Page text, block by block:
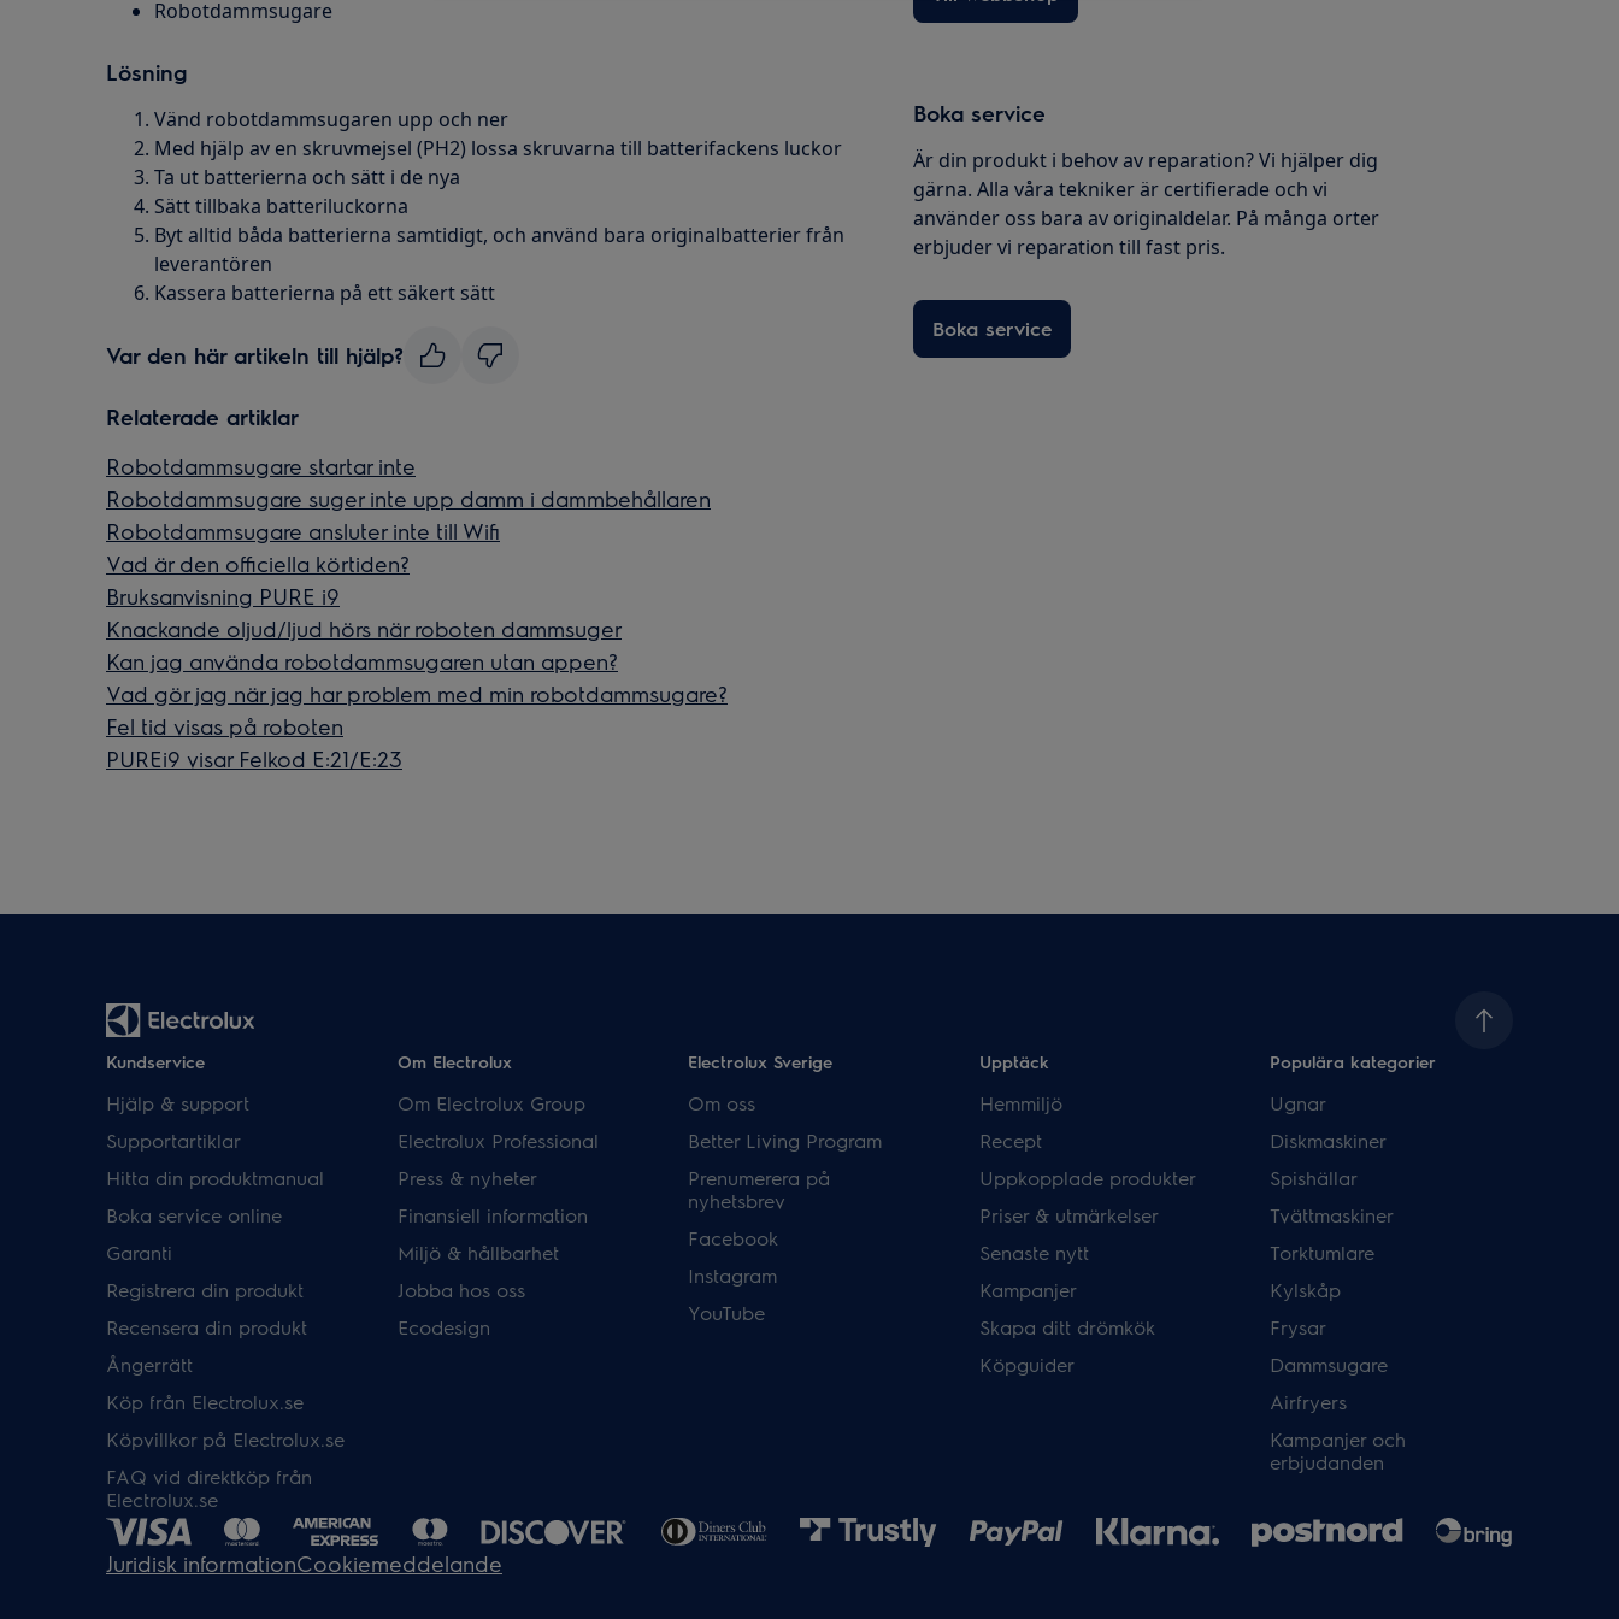
Robotdammsugare
Lösning
Vänd robotdammsugaren upp och ner
Med hjälp av en skruvmejsel (PH2) lossa skruvarna till batterifackens luckor
Ta ut batterierna och sätt i de nya
Sätt tillbaka batteriluckorna
Byt alltid båda batterierna samtidigt, och använd bara originalbatterier från
leverantören
Kassera batterierna på ett säkert sätt
Var den här artikeln till hjälp?
Relaterade artiklar
Robotdammsugare startar inte
Robotdammsugare suger inte upp damm i dammbehållaren
Robotdammsugare ansluter inte till Wifi
Vad är den officiella körtiden?
Bruksanvisning PURE i9
Knackande oljud/ljud hörs när roboten dammsuger
Kan jag använda robotdammsugaren utan appen?
Vad gör jag när jag har problem med min robotdammsugare?
Fel tid visas på roboten
PUREi9 visar Felkod E:21/E:23
Boka service
Är din produkt i behov av reparation? Vi hjälper dig
gärna. Alla våra tekniker är certifierade och vi
använder oss bara av originaldelar. På många orter
erbjuder vi reparation till fast pris.
Boka service
Kundservice
Hjälp & support
Supportartiklar
Hitta din produktmanual
Boka service online
Garanti
Registrera din produkt
Recensera din produkt
Ångerrätt
Köp från Electrolux.se
Köpvillkor på Electrolux.se
FAQ vid direktköp från
Electrolux.se
Om Electrolux
Om Electrolux Group
Electrolux Professional
Press & nyheter
Finansiell information
Miljö & hållbarhet
Jobba hos oss
Ecodesign
Electrolux Sverige
Om oss
Better Living Program
Prenumerera på
nyhetsbrev
Facebook
Instagram
YouTube
Upptäck
Hemmiljö
Recept
Uppkopplade produkter
Priser & utmärkelser
Senaste nytt
Kampanjer
Skapa ditt drömkök
Köpguider
Populära kategorier
Ugnar
Diskmaskiner
Spishällar
Tvättmaskiner
Torktumlare
Kylskåp
Frysar
Dammsugare
Airfryers
Kampanjer och
erbjudanden
Juridisk informationCookiemeddelande